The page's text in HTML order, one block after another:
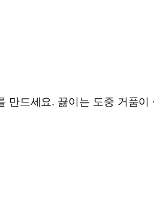
만드세요. 끓이는 도중 거품